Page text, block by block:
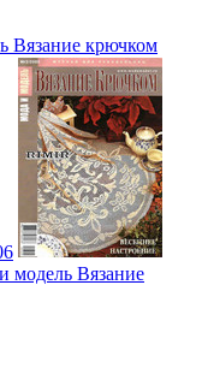
Вязание крючком
модель Вязание